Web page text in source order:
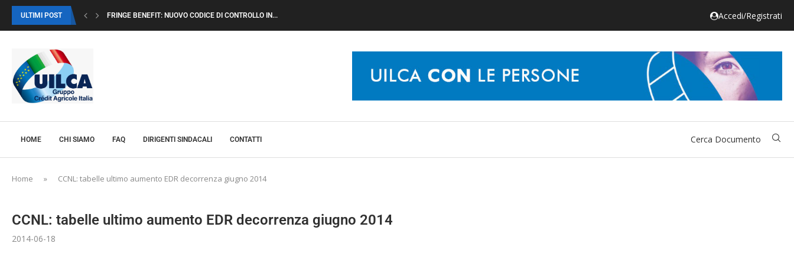
ULTIMI POST FRINGE BENEFIT: NUOVO CODICE DI CONTROLLO IN... Accedi/Registrati
HOME CHI SIAMO FAQ DIRIGENTI SINDACALI CONTATTI
Home » CCNL: tabelle ultimo aumento EDR decorrenza giugno 2014
CCNL: tabelle ultimo aumento EDR decorrenza giugno 2014
2014-06-18